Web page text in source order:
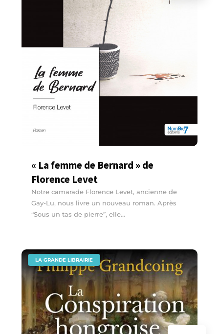
« La femme de Bernard » de
Florence Levet
Notre camarade Florence Levet, ancienne de
Gay-Lu, nous livre un nouveau roman. Après
“Sous un tas de pierre”, elle...
LA GRANDE LIBRAIRIE